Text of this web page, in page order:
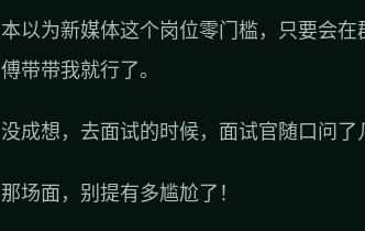
本以为新媒体这个岗位零门槛，只要会
傅带带我就行了。
没成想，去面试的时候，面试官随口问
那场面，别提有多尴尬了！